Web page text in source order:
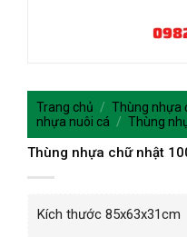
Trang chủ / Thùng nhựa
nhựa nuôi cá / Thùng
Thùng nhựa chữ nhật
Kích thước 85x63x31cm